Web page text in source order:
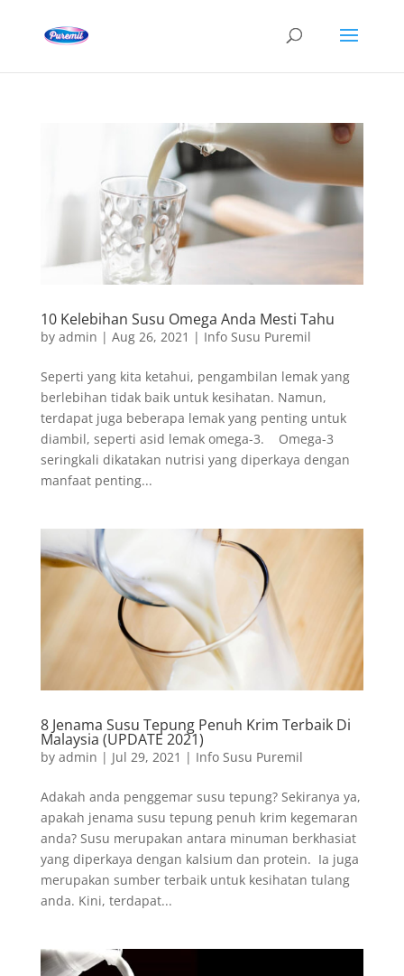
10 Kelebihan Susu Omega Anda Mesti Tahu
by admin | Aug 26, 2021 | Info Susu Puremil
Seperti yang kita ketahui, pengambilan lemak yang
berlebihan tidak baik untuk kesihatan. Namun,
terdapat juga beberapa lemak yang penting untuk
diambil, seperti asid lemak omega-3. Omega-3
seringkali dikatakan nutrisi yang diperkaya dengan
manfaat penting...
8 Jenama Susu Tepung Penuh Krim Terbaik Di
Malaysia (UPDATE 2021)
by admin | Jul 29, 2021 | Info Susu Puremil
Adakah anda penggemar susu tepung? Sekiranya ya,
apakah jenama susu tepung penuh krim kegemaran
anda? Susu merupakan antara minuman berkhasiat
yang diperkaya dengan kalsium dan protein. Ia juga
merupakan sumber terbaik untuk kesihatan tulang
anda. Kini, terdapat...